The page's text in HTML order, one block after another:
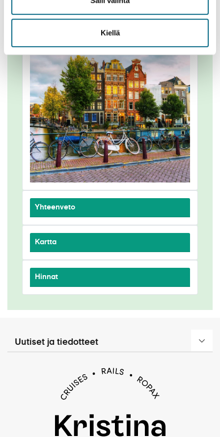
Kiellä
Yhteenveto
Kartta
Hinnat
Uutiset ja tiedotteet